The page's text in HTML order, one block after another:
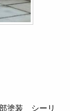
塗装 シーリ